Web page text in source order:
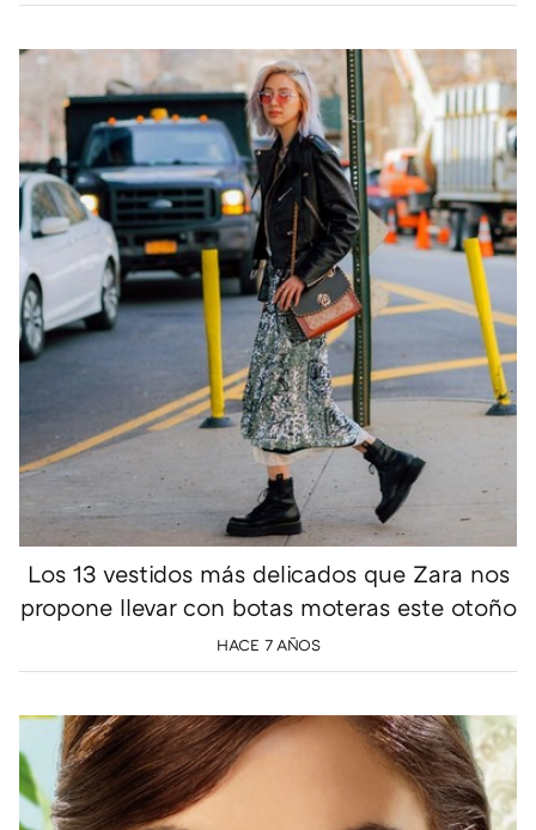
Los 13 vestidos más delicados que Zara nos
propone llevar con botas moteras este otoño
HACE 7 AÑOS